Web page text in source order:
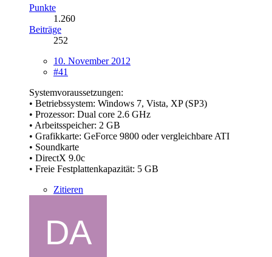
Punkte
1.260
Beiträge
252
10. November 2012
#41
Systemvoraussetzungen:
• Betriebssystem: Windows 7, Vista, XP (SP3)
• Prozessor: Dual core 2.6 GHz
• Arbeitsspeicher: 2 GB
• Grafikkarte: GeForce 9800 oder vergleichbare ATI
• Soundkarte
• DirectX 9.0c
• Freie Festplattenkapazität: 5 GB
Zitieren